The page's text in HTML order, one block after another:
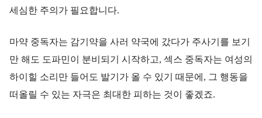
세심한 주의가 필요합니다.
마약 중독자는 감기약을 사러 약국에 갔다가 주사기를 보기
만 해도 도파민이 분비되기 시작하고, 섹스 중독자는 여성의
하이힐 소리만 들어도 발기가 올 수 있기 때문에, 그 행동을
떠올릴 수 있는 자극은 최대한 피하는 것이 좋겠죠.